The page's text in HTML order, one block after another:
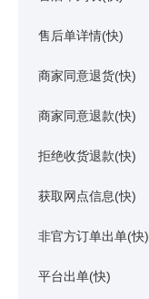
售后单详情(快)
商家同意退货(快)
商家同意退款(快)
拒绝收货退款(快)
获取网点信息(快)
非官方订单出单(快)
平台出单(快)